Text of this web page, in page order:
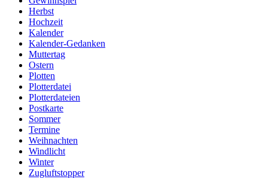
Herbst
Hochzeit
Kalender
Kalender-Gedanken
Muttertag
Ostern
Plotten
Plotterdatei
Plotterdateien
Postkarte
Sommer
Termine
Weihnachten
Windlicht
Winter
Zugluftstopper